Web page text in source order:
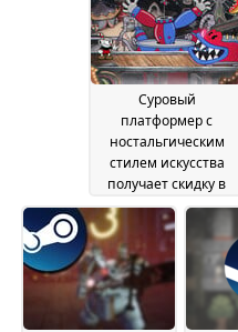
Суровый
платформер с
ностальгическим
стилем искусства
получает скидку в
Steam08 May 2025